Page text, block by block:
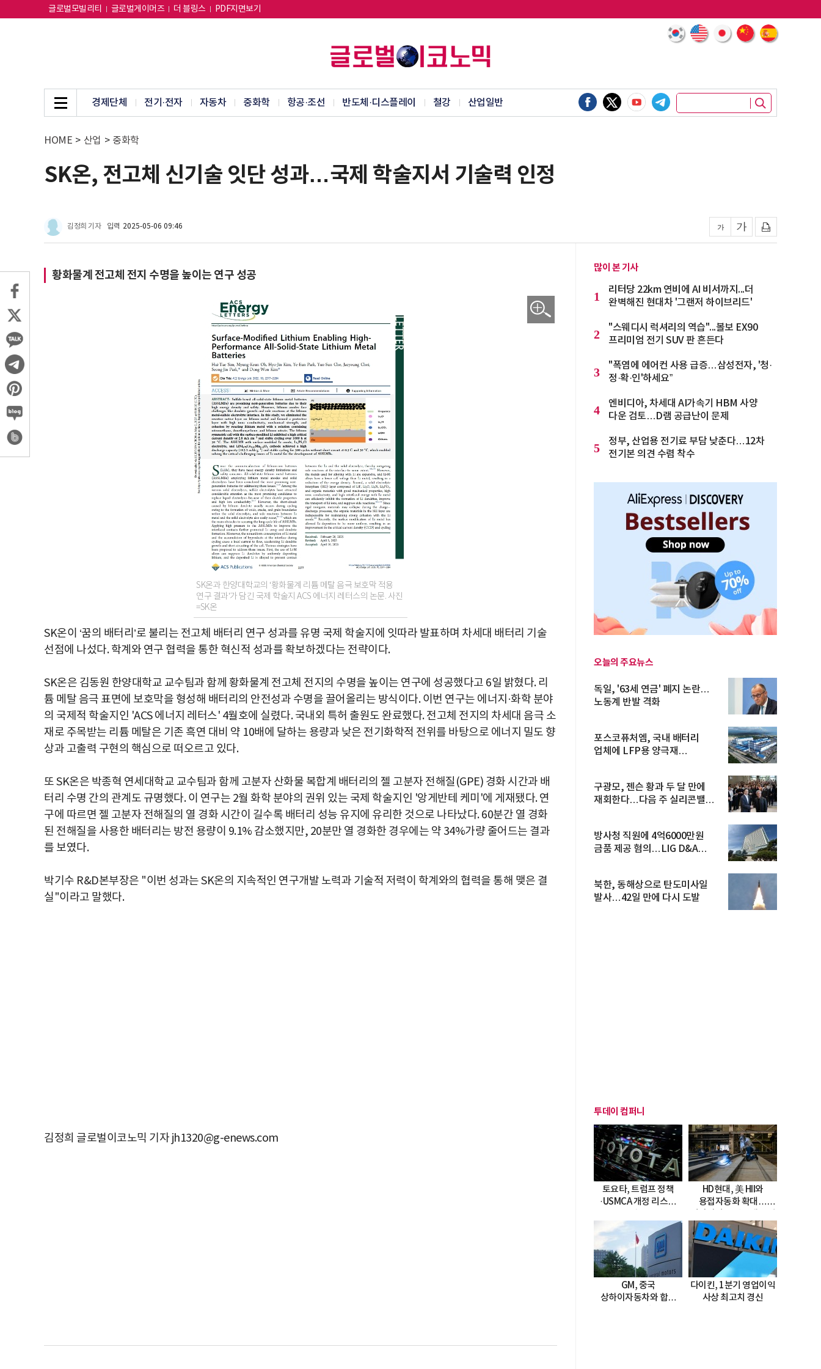
글로벌모빌리티 글로벌게이머즈 더 블링스 PDF지면보기
경제단체 전기·전자 자동차 중화학 항공·조선 반도체·디스플레이 철강 산업일반
HOME > 산업 > 중화학
SK온, 전고체 신기술 잇단 성과…국제 학술지서 기술력 인정
김정희 기자 입력 2025-05-06 09:46
황화물계 전고체 전지 수명을 높이는 연구 성공
SK온과 한양대학교의 ‘황화물계 리튬 메탈 음극 보호막 적용
연구 결과’가 담긴 국제 학술지 ACS 에너지 레터스의 논문. 사진
=SK온
SK온이 ‘꿈의 배터리’로 불리는 전고체 배터리 연구 성과를 유명 국제 학술지에 잇따라 발표하며 차세대 배터리 기술
선점에 나섰다. 학계와 연구 협력을 통한 혁신적 성과를 확보하겠다는 전략이다.
SK온은 김동원 한양대학교 교수팀과 함께 황화물계 전고체 전지의 수명을 높이는 연구에 성공했다고 6일 밝혔다. 리
튬 메탈 음극 표면에 보호막을 형성해 배터리의 안전성과 수명을 끌어올리는 방식이다. 이번 연구는 에너지·화학 분야
의 국제적 학술지인 'ACS 에너지 레터스' 4월호에 실렸다. 국내외 특허 출원도 완료했다. 전고체 전지의 차세대 음극 소
재로 주목받는 리튬 메탈은 기존 흑연 대비 약 10배에 달하는 용량과 낮은 전기화학적 전위를 바탕으로 에너지 밀도 향
상과 고출력 구현의 핵심으로 떠오르고 있다.
또 SK온은 박종혁 연세대학교 교수팀과 함께 고분자 산화물 복합계 배터리의 젤 고분자 전해질(GPE) 경화 시간과 배
터리 수명 간의 관계도 규명했다. 이 연구는 2월 화학 분야의 권위 있는 국제 학술지인 '앙게반테 케미'에 게재됐다. 연
구에 따르면 젤 고분자 전해질의 열 경화 시간이 길수록 배터리 성능 유지에 유리한 것으로 나타났다. 60분간 열 경화
된 전해질을 사용한 배터리는 방전 용량이 9.1% 감소했지만, 20분만 열 경화한 경우에는 약 34%가량 줄어드는 결과
를 보였다.
박기수 R&D본부장은 "이번 성과는 SK온의 지속적인 연구개발 노력과 기술적 저력이 학계와의 협력을 통해 맺은 결
실"이라고 말했다.
김정희 글로벌이코노믹 기자 jh1320@g-enews.com
많이 본 기사
1
리터당 22km 연비에 AI 비서까지...더
완벽해진 현대차 '그랜저 하이브리드'
2
"스웨디시 럭셔리의 역습"...볼보 EX90
프리미엄 전기 SUV 판 흔든다
3
"폭염에 에어컨 사용 급증…삼성전자, '청·
정·확·인'하세요”
4
엔비디아, 차세대 AI가속기 HBM 사양
다운 검토…D램 공급난이 문제
5
정부, 산업용 전기료 부담 낮춘다…12차
전기본 의견 수렴 착수
오늘의 주요뉴스
독일, '63세 연금' 폐지 논란…
노동계 반발 격화
포스코퓨처엠, 국내 배터리
업체에 LFP용 양극재
구광모, 젠슨 황과 두 달 만에
재회한다…다음 주 실리콘밸리
방사청 직원에 4억6000만원
금품 제공 혐의…LIG D&A
북한, 동해상으로 탄도미사일
발사…42일 만에 다시 도발
투데이 컴퍼니
토요타, 트럼프 정책
·USMCA 개정 리스크
HD현대, 美 HII와
용접자동화 확대…
도입
GM, 중국
상하이자동차와 합작
다이킨, 1분기 영업이익
사상 최고치 경신